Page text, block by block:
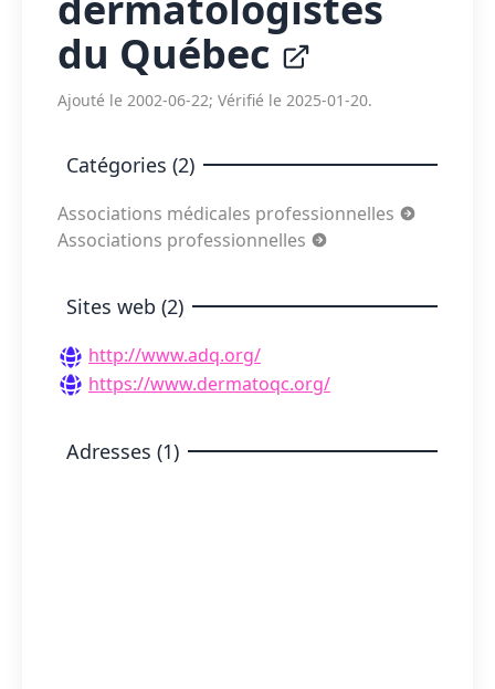
du Québec
Ajouté le 2002-06-22; Vérifié le 2025-01-20.
Catégories (2)
Associations médicales professionnelles
Associations professionnelles
Sites web (2)
http://www.adq.org/
https://www.dermatoqc.org/
Adresses (1)